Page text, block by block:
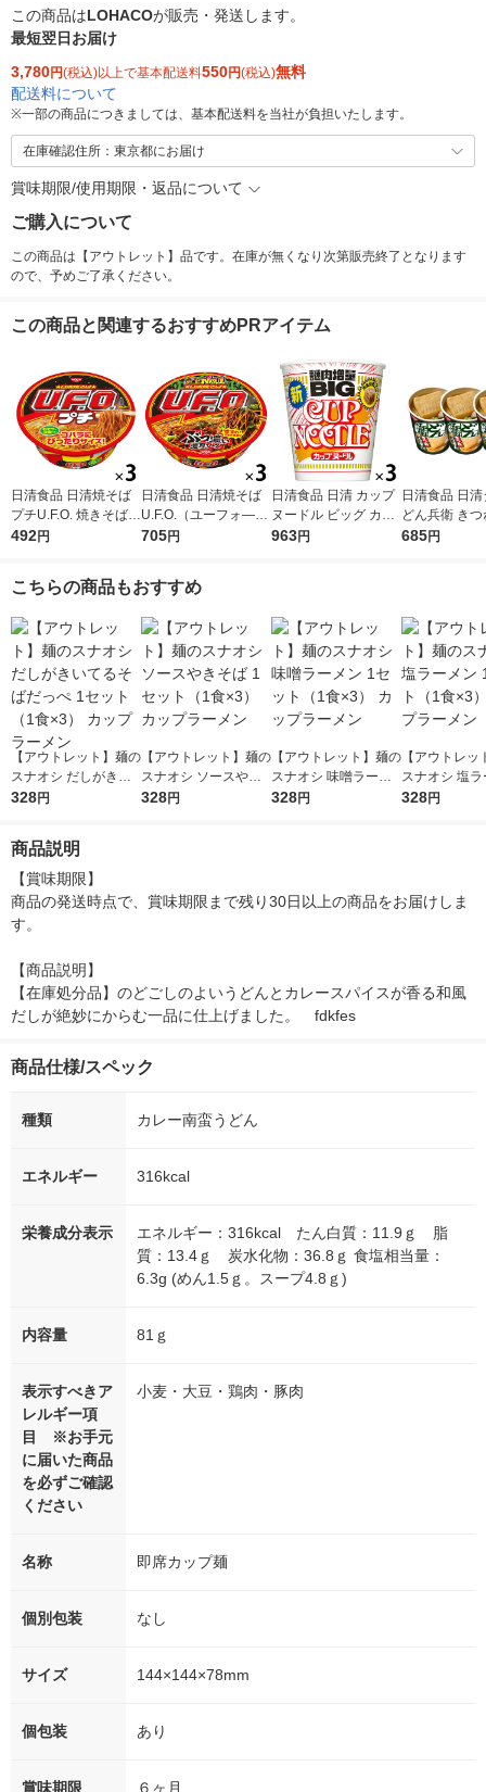
この商品はLOHACOが販売・発送します。
最短翌日お届け
3,780円(税込)以上で基本配送料550円(税込)無料
配送料について
※一部の商品につきましては、基本配送料を当社が負担いたします。
在庫確認住所：東京都にお届け
賞味期限/使用期限・返品について
ご購入について
この商品は【アウトレット】品です。在庫が無くなり次第販売終了となります
ので、予めご了承ください。
この商品と関連するおすすめPRアイテム
日清食品 日清焼そば
プチU.F.O. 焼きそば 6
3g 3個 カップ麺ミニ
492円
日清食品 日清焼そば
U.F.O.（ユーフォ―）
128g カップ麺 カップ
705円
日清食品 日清 カップ
ヌードル ビッグ カッ
プ麺大盛 カップラー
963円
日清食品 日
どん兵衛 き
ん カップ麺
685円
こちらの商品もおすすめ
【アウトレット】麺の
スナオシ だしがきい
てるそばだっぺ 1セッ
328円
【アウトレット】麺の
スナオシ ソースやき
そば 1セット（1食×
328円
【アウトレット】麺の
スナオシ 味噌ラーメ
ン 1セット（1食×3）
328円
【アウトレッ
スナオシ 塩
1セット（1食
328円
商品説明
【賞味期限】
商品の発送時点で、賞味期限まで残り30日以上の商品をお届けしま
す。
【商品説明】
【在庫処分品】のどごしのよいうどんとカレースパイスが香る和風
だしが絶妙にからむ一品に仕上げました。　fdkfes
商品仕様/スペック
種類 カレー南蛮うどん
エネルギー 316kcal
栄養成分表示
エネルギー：316kcal たん白質：11.9ｇ 脂
質：13.4ｇ 炭水化物：36.8ｇ 食塩相当量：
6.3g (めん1.5ｇ。スープ4.8ｇ)
内容量 81ｇ
表示すべきア
レルギー項
目 ※お手元
に届いた商品
を必ずご確認
ください
小麦・大豆・鶏肉・豚肉
名称 即席カップ麺
個別包装 なし
サイズ 144×144×78mm
個包装 あり
賞味期限 ６ヶ月